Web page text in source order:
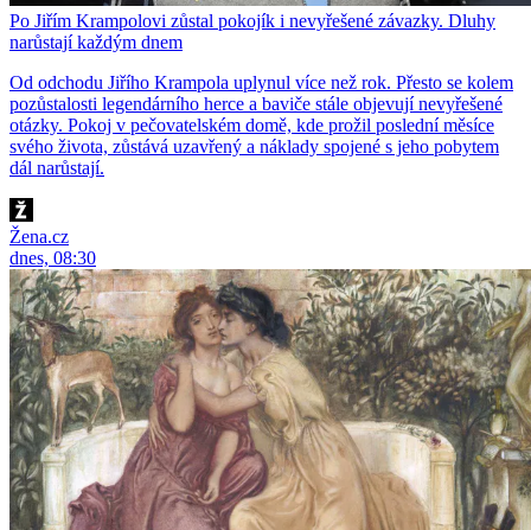
Po Jiřím Krampolovi zůstal pokojík i nevyřešené závazky. Dluhy
narůstají každým dnem
Od odchodu Jiřího Krampola uplynul více než rok. Přesto se kolem
pozůstalosti legendárního herce a baviče stále objevují nevyřešené
otázky. Pokoj v pečovatelském domě, kde prožil poslední měsíce
svého života, zůstává uzavřený a náklady spojené s jeho pobytem
dál narůstají.
Žena.cz
dnes, 08:30